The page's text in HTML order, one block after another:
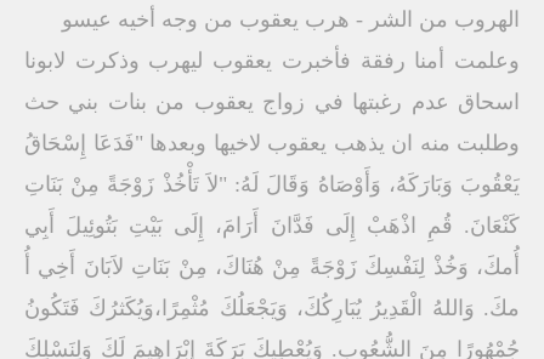
الهروب من الشر - هرب يعقوب من وجه أخيه عيسو
وعلمت أمنا رفقة فأخبرت يعقوب ليهرب وذكرت لابونا
اسحاق عدم رغبتها في زواج يعقوب من بنات بني حث
وطلبت منه ان يذهب يعقوب لاخيها وبعدها "فَدَعَا إِسْحَاقُ
يَعْقُوبَ وَبَارَكَهُ، وَأَوْصَاهُ وَقَالَ لَهُ: "لاَ تَأْخُذْ زَوْجَةً مِنْ بَنَاتِ
كَنْعَانَ. قُمِ اذْهَبْ إِلَى فَدَّانَ أَرَامَ، إِلَى بَيْتِ بَتُوئِيلَ أَبِي
أُمكَ، وَخُذْ لِنَفْسِكَ زَوْجَةً مِنْ هُنَاكَ، مِنْ بَنَاتِ لاَبَانَ أَخِي أُ
مكَ. وَاللهُ الْقَدِيرُ يُبَارِكُكَ، وَيَجْعَلُكَ مُثْمِرًا،وَيُكَثرُكَ فَتَكُونُ
جُمْهُورًا مِنَ الشُّعُوبِ. وَيُعْطِيكَ بَرَكَةَ إِبْرَاهِيمَ لَكَ وَلِنَسْلِكَ